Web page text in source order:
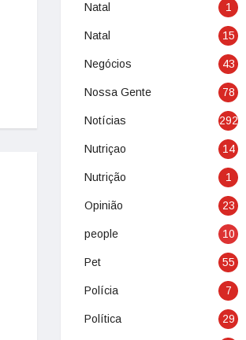
Natal 1
Natal 15
Negócios 43
Nossa Gente 78
Notícias 292
Nutriçao 14
Nutrição 1
Opinião 23
people 10
Pet 55
Polícia 7
Política 29